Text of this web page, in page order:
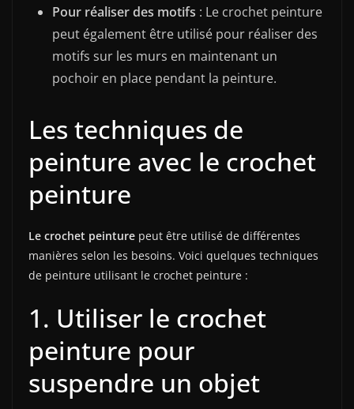
Pour réaliser des motifs : Le crochet peinture
peut également être utilisé pour réaliser des
motifs sur les murs en maintenant un
pochoir en place pendant la peinture.
Les techniques de
peinture avec le crochet
peinture
Le crochet peinture peut être utilisé de différentes
manières selon les besoins. Voici quelques techniques
de peinture utilisant le crochet peinture :
1. Utiliser le crochet
peinture pour
suspendre un objet